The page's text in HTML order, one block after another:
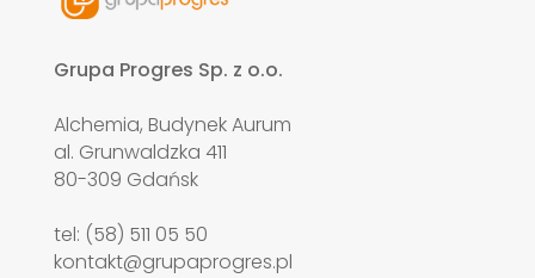
Grupa Progres Sp. z o.o.
Alchemia, Budynek Aurum
al. Grunwaldzka 411
80-309 Gdańsk
tel: (58) 511 05 50
kontakt@grupaprogres.pl